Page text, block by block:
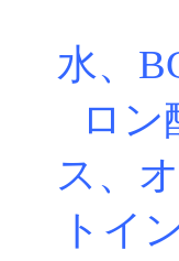
水、
ロ
ス、
トイ